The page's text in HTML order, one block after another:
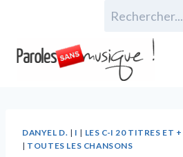
Rechercher...
DANYEL D. | I | LES C-I 20 TITRES ET +
| TOUTES LES CHANSONS